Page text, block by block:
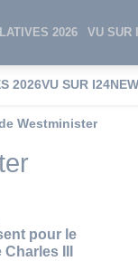
2026 VU SUR
2026VU SUR
Westminister
pour le
III